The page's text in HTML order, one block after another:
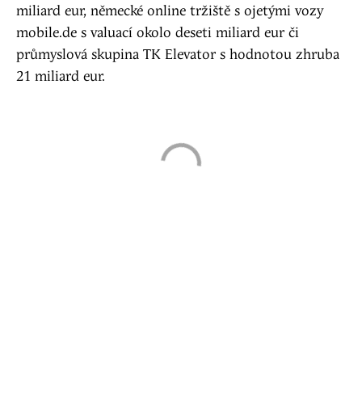
miliard eur, německé online tržiště s ojetými vozy
mobile.de s valuací okolo deseti miliard eur či
průmyslová skupina TK Elevator s hodnotou zhruba
21 miliard eur.